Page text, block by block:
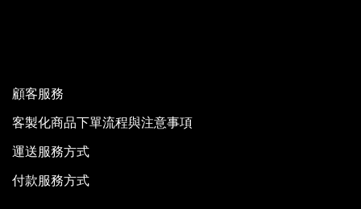
顧客服務
客製化商品下單流程與注意事項
運送服務方式
付款服務方式